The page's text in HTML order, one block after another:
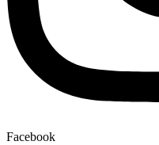
Facebook